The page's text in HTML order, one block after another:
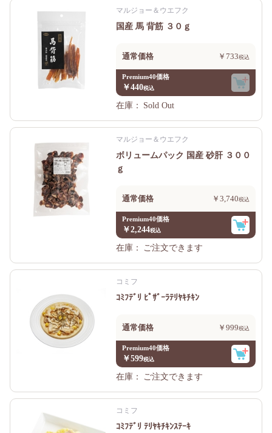
マルジョー＆ウエフク
国産 馬 背筋 ３０ｇ
通常価格 ￥733
Premium40価格
￥440
在庫：
Sold Out
マルジョー＆ウエフク
ボリュームパック 国産 砂肝 ３００
ｇ
通常価格 ￥3,740
Premium40価格
￥2,244
在庫：
ご注文できます
コミフ
ｺﾐﾌﾃﾞﾘ ﾋﾟｻﾞｰﾗﾃﾘﾔｷﾁｷﾝ
通常価格 ￥999
Premium40価格
￥599
在庫：
ご注文できます
コミフ
ｺﾐﾌﾃﾞﾘ ﾃﾘﾔｷﾁｷﾝｽﾃｰｷ